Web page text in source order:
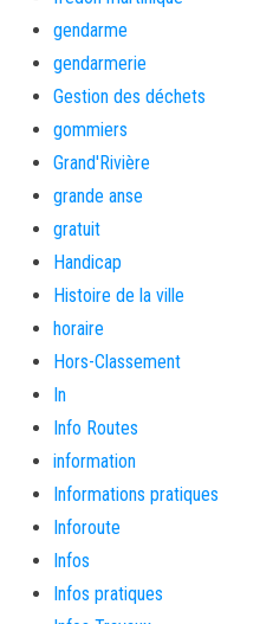
gendarme
gendarmerie
Gestion des déchets
gommiers
Grand'Rivière
grande anse
gratuit
Handicap
Histoire de la ville
horaire
Hors-Classement
In
Info Routes
information
Informations pratiques
Inforoute
Infos
Infos pratiques